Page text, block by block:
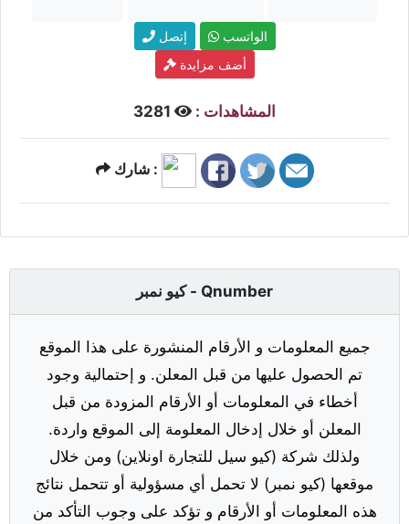
إتصل
الواتسب
أضف مزايدة
المشاهدات :
شارك :
كيو نمبر - Qnumber
جميع المعلومات و الأرقام المنشورة على هذا الموقع
تم الحصول عليها من قبل المعلن. و إحتمالية وجود
أخطاء في المعلومات أو الأرقام المزودة من قبل
المعلن أو خلال إدخال المعلومة إلى الموقع واردة.
ولذلك شركة (كيو سيل للتجارة اونلاين) ومن خلال
موقعها (كيو نمبر) لا تحمل أي مسؤولية أو تتحمل نتائج
هذه المعلومات أو الأرقام و تؤكد على وجوب التأكد من